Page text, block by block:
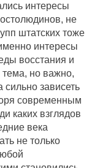
интересы
не
штатских тоже
интересы
восстания и
тема, но важно,
сильно зависеть
современным
каких взглядов
века
не только